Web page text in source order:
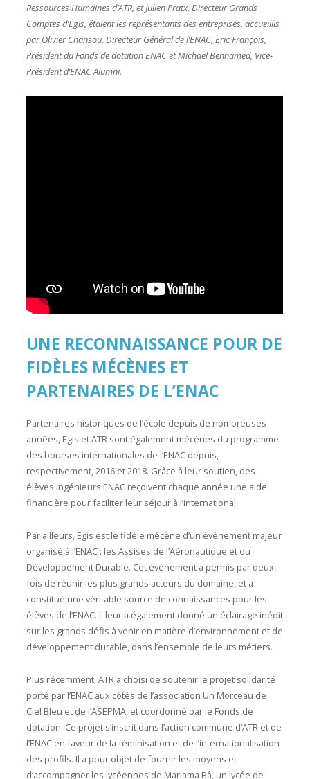
Ressources Humaines d’ATR, et Julien Pratx, Directeur Grands
Comptes d’Egis, étaient les représentants des entreprises, accueillis
par Olivier Chansou, Directeur Général de l’ENAC, Eric François,
Président du Fonds de dotation ENAC et Michaël Benhamed, Vice-
Président d’ENAC Alumni.
UNE RECONNAISSANCE POUR DE
FIDÈLES MÉCÈNES ET
PARTENAIRES DE L’ENAC
Partenaires historiques de l’école depuis de nombreuses
années, Egis et ATR sont également mécènes du programme
des bourses internationales de l’ENAC depuis,
respectivement, 2016 et 2018. Grâce à leur soutien, des
élèves ingénieurs ENAC reçoivent chaque année une aide
financière pour faciliter leur séjour à l’international.
Par ailleurs, Egis est le fidèle mécène d’un évènement majeur
organisé à l’ENAC : les Assises de l’Aéronautique et du
Développement Durable. Cet évènement a permis par deux
fois de réunir les plus grands acteurs du domaine, et a
constitué une véritable source de connaissances pour les
élèves de l’ENAC. Il leur a également donné un éclairage inédit
sur les grands défis à venir en matière d’environnement et de
développement durable, dans l’ensemble de leurs métiers.
Plus récemment, ATR a choisi de soutenir le projet solidarité
porté par l’ENAC aux côtés de l’association Un Morceau de
Ciel Bleu et de l’ASEPMA, et coordonné par le Fonds de
dotation. Ce projet s’inscrit dans l’action commune d’ATR et de
l’ENAC en faveur de la féminisation et de l’internationalisation
des profils. Il a pour objet de fournir les moyens et
d’accompagner les lycéennes de Mariama Bâ, un lycée de